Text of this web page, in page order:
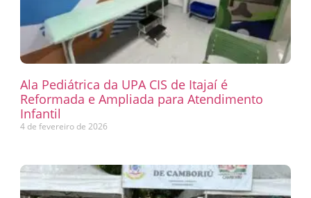
Ala Pediátrica da UPA CIS de Itajaí é
Reformada e Ampliada para Atendimento
Infantil
4 de fevereiro de 2026